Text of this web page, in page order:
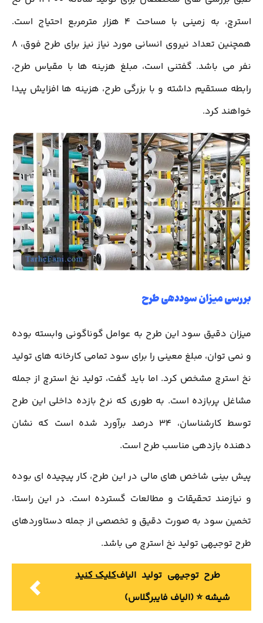
استرچ، به زمینی با مساحت 4 هزار مترمربع احتیاج است.
همچنین تعداد نیروی انسانی مورد نیاز نیز برای طرح فوق، 8
نفر می باشد. گفتنی است، مبلغ هزینه ها با مقیاس طرح،
رابطه مستقیم داشته و با بزرگی طرح، هزینه ها افزایش پیدا
خواهند کرد.
بررسی میزان سوددهی طرح
میزان دقیق سود این طرح به عوامل گوناگونی وابسته بوده
و نمی توان، مبلغ معینی را برای سود تمامی کارخانه های تولید
نخ استرچ مشخص کرد. اما باید گفت، تولید نخ استرچ از جمله
مشاغل پربازده است. به طوری که نرخ بازده داخلی این طرح
توسط کارشناسان، 34 درصد برآورد شده است که نشان
دهنده بازدهی مناسب طرح است.
پیش بینی شاخص های مالی در این طرح، کار پیچیده ای بوده
و نیازمند تحقیقات و مطالعات گسترده است. در این راستا،
تخمین سود به صورت دقیق و تخصصی از جمله دستاوردهای
طرح توجیهی تولید نخ استرچ می باشد.
کلیک کنیدطرح توجیهی تولید الیاف
شیشه ⭐️ (الیاف فایبرگلاس)